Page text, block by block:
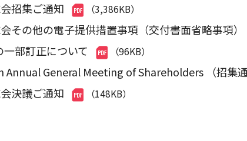
招集ご通知 （3,386KB）
その他の電子提供措置事項（交付書面省略事項）
部訂正について （96KB）
General Meeting of Shareholders （招集
決議ご通知 （148KB）